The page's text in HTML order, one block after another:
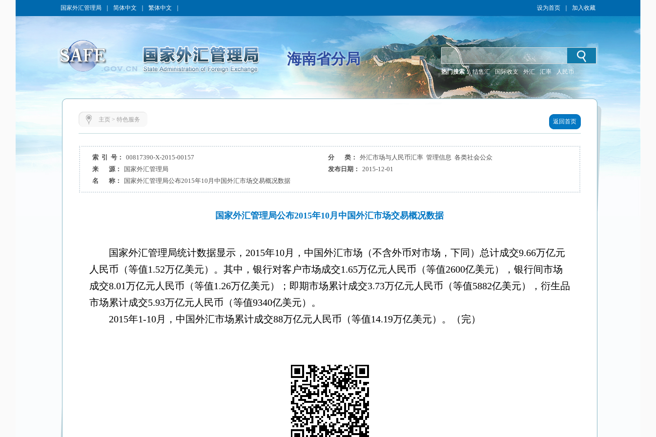
国家外汇管理局 简体中文 繁体中文 设为首页 加入收藏
海南省分局
热门搜索： 结售汇 国际收支 外汇 汇率 人民币
主页> 特色服务 返回首页
索 引 号： 00817390-X-2015-00157 分 类：
外汇市场与人民币汇率 管理信息 各类社会公众
来 源：
国家外汇管理局 发布日期：
2015-12-01
名 称：
国家外汇管理局公布2015年10月中国外汇市场交易概况数据
国家外汇管理局公布2015年10月中国外汇市场交易概况数据
国家外汇管理局统计数据显示， 2015年10月，中国外汇市场（不含外币对市场，下同）总计成交9.66万亿元
人民币（等值1.52万亿美元）。其中，银行对客户市场成交1.65万亿元人民币（等值2600亿美元），银行间市场
成交8.01万亿元人民币（等值1.26万亿美元）；即期市场累计成交3.73万亿元人民币（等值5882亿美元），衍生品
市场累计成交5.93万亿元人民币（等值9340亿美元）。
2015年1-10月，中国外汇市场累计成交88万亿元人民币（等值14.19万亿美元）。（完）